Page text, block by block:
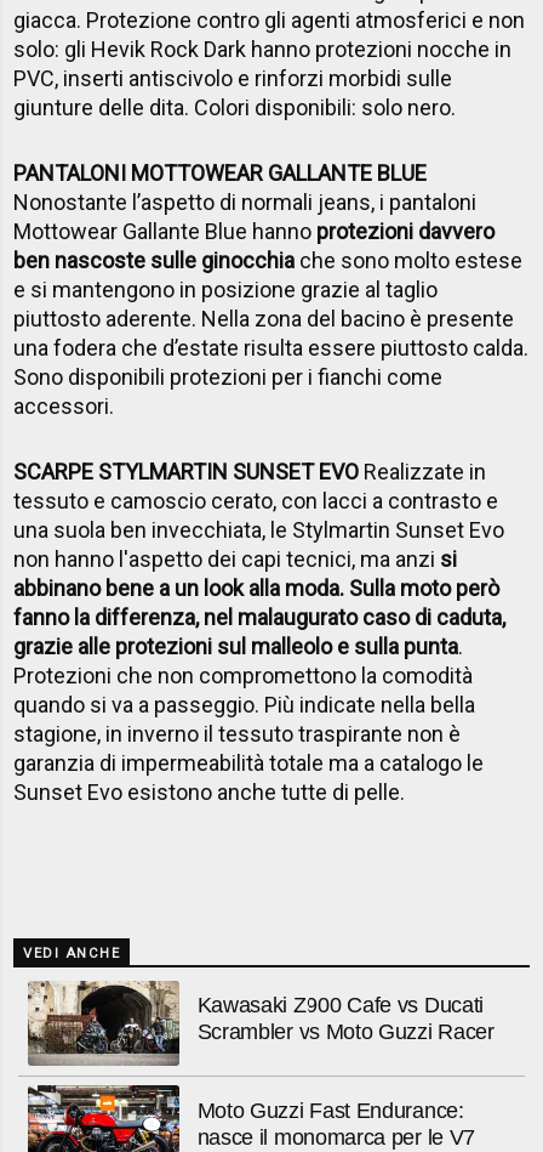
giacca. Protezione contro gli agenti atmosferici e non
solo: gli Hevik Rock Dark hanno protezioni nocche in
PVC, inserti antiscivolo e rinforzi morbidi sulle
giunture delle dita. Colori disponibili: solo nero.
PANTALONI MOTTOWEAR GALLANTE BLUE
Nonostante l’aspetto di normali jeans, i pantaloni
Mottowear Gallante Blue hanno protezioni davvero
ben nascoste sulle ginocchia che sono molto estese
e si mantengono in posizione grazie al taglio
piuttosto aderente. Nella zona del bacino è presente
una fodera che d’estate risulta essere piuttosto calda.
Sono disponibili protezioni per i fianchi come
accessori.
SCARPE STYLMARTIN SUNSET EVO Realizzate in
tessuto e camoscio cerato, con lacci a contrasto e
una suola ben invecchiata, le Stylmartin Sunset Evo
non hanno l'aspetto dei capi tecnici, ma anzi si
abbinano bene a un look alla moda. Sulla moto però
fanno la differenza, nel malaugurato caso di caduta,
grazie alle protezioni sul malleolo e sulla punta.
Protezioni che non compromettono la comodità
quando si va a passeggio. Più indicate nella bella
stagione, in inverno il tessuto traspirante non è
garanzia di impermeabilità totale ma a catalogo le
Sunset Evo esistono anche tutte di pelle.
VEDI ANCHE
Kawasaki Z900 Cafe vs Ducati
Scrambler vs Moto Guzzi Racer
Moto Guzzi Fast Endurance:
nasce il monomarca per le V7